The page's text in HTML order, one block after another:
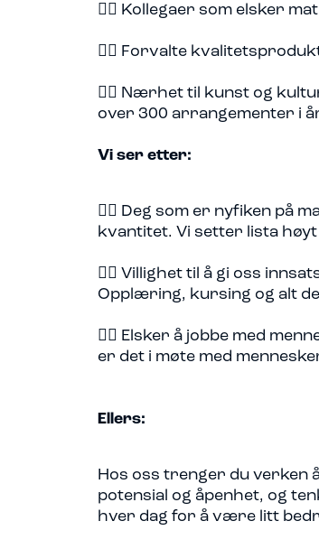
👉🏽 Kollegaer som elsker
👉🏽 Forvalte
👉🏽 Nærhet til kunst og
over 300 arrangementer i
Vi ser etter:
👉🏽 Deg som er nyfiken på
kvantitet. Vi setter lista
👉🏽 Villighet til å gi oss
Opplæring, kursing og alt
👉🏽 Elsker å jobbe med
er det i møte med
Ellers:
Hos oss trenger du verken
potensial og åpenhet, og
hver dag for å være litt